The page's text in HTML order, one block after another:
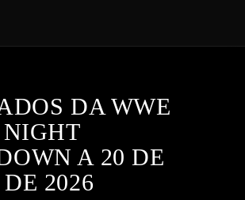
DA WWE
A 20 DE
2026